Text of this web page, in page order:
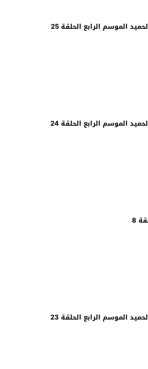
الموسم الرابع الحلقة 25
الموسم الرابع الحلقة 24
8
الموسم الرابع الحلقة 23